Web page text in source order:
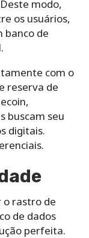
modo,
os usuários,
banco de
com o
reserva de
buscam seu
digitais.
o rastro de
de dados
perfeita.